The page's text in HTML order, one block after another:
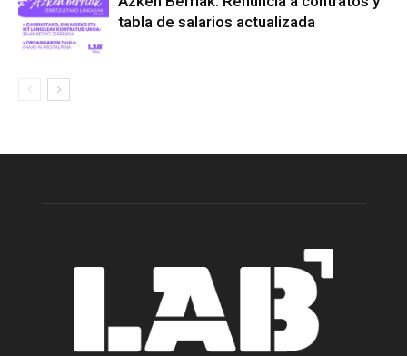
tabla de salarios actualizada